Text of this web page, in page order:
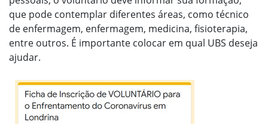
que pode contemplar diferentes áreas, como técnico
de enfermagem, enfermagem, medicina, fisioterapia,
entre outros. É importante colocar em qual UBS deseja
ajudar.